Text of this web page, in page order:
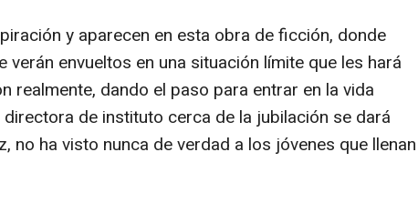
y aparecen en esta obra de ficción, donde
verán envueltos en una situación límite que les hará
realmente, dando el paso para entrar en la vida
de instituto cerca de la jubilación se dará
no ha visto nunca de verdad a los jóvenes que llenan